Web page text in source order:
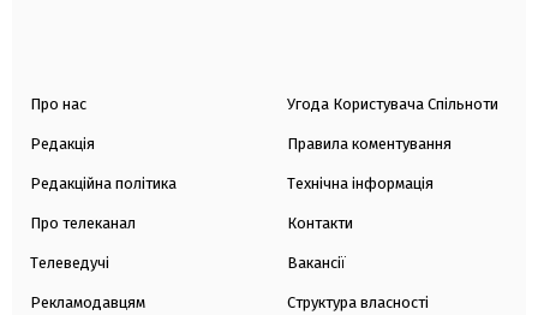
Про нас
Редакція
Редакційна політика
Про телеканал
Телеведучі
Рекламодавцям
Угода Користувача Спільноти
Правила коментування
Технічна інформація
Контакти
Вакансії
Структура власності